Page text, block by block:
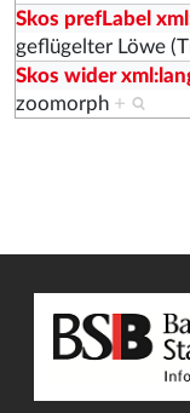
Skos prefLabel
geflügelter Löwe
Skos wider
zoomorph +